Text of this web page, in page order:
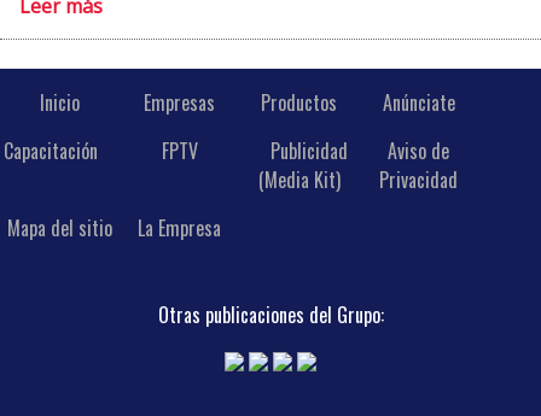
Leer más
Inicio Empresas Productos
Anúnciate
Capacitación
FPTV
Publicidad
(Media Kit)
Aviso de
Privacidad
Mapa del sitio
La Empresa
Otras publicaciones del Grupo: